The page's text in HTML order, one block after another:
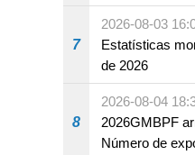
em Fuzhou
7
2026-08-03
Estatísticas
de 2026
8
2026-08-04
2026GMBPF
Número de